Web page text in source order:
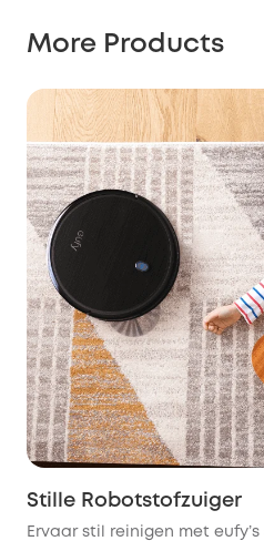
More Products
Stille Robotstofzuiger
Ervaar stil reinigen met